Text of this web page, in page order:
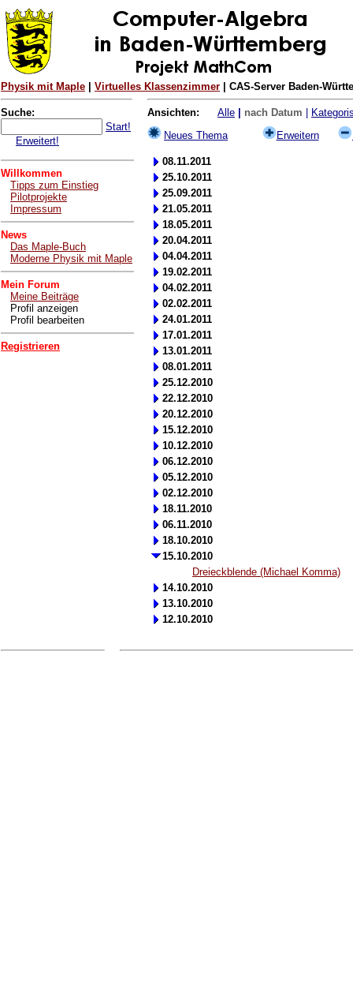
Physik mit Maple Virtuelles Klassenzimmer | CAS-Server Baden-
Suche:
Start!
Erweitert!
Willkommen
Tipps zum Einstieg
Pilotprojekte
Impressum
News
Das Maple-Buch
Moderne Physik mit Maple
Mein Forum
Meine Beiträge
Profil anzeigen
Profil bearbeiten
Registrieren
Ansichten: Alle nach Datum
Neues Thema
Erweitern
08.11.2011
25.10.2011
25.09.2011
21.05.2011
18.05.2011
20.04.2011
04.04.2011
19.02.2011
04.02.2011
02.02.2011
24.01.2011
17.01.2011
13.01.2011
08.01.2011
25.12.2010
22.12.2010
20.12.2010
15.12.2010
10.12.2010
06.12.2010
05.12.2010
02.12.2010
18.11.2010
06.11.2010
18.10.2010
15.10.2010
Dreieckblende (Michael Komma)
14.10.2010
13.10.2010
12.10.2010